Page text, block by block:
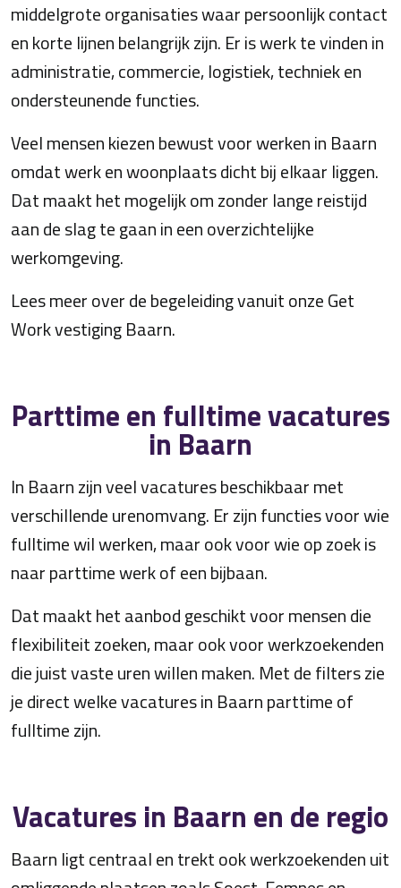
middelgrote organisaties waar persoonlijk contact
en korte lijnen belangrijk zijn. Er is werk te vinden in
administratie, commercie, logistiek, techniek en
ondersteunende functies.
Veel mensen kiezen bewust voor werken in Baarn
omdat werk en woonplaats dicht bij elkaar liggen.
Dat maakt het mogelijk om zonder lange reistijd
aan de slag te gaan in een overzichtelijke
werkomgeving.
Lees meer over de begeleiding vanuit onze Get
Work vestiging Baarn.
Parttime en fulltime vacatures
in Baarn
In Baarn zijn veel vacatures beschikbaar met
verschillende urenomvang. Er zijn functies voor wie
fulltime wil werken, maar ook voor wie op zoek is
naar parttime werk of een bijbaan.
Dat maakt het aanbod geschikt voor mensen die
flexibiliteit zoeken, maar ook voor werkzoekenden
die juist vaste uren willen maken. Met de filters zie
je direct welke vacatures in Baarn parttime of
fulltime zijn.
Vacatures in Baarn en de regio
Baarn ligt centraal en trekt ook werkzoekenden uit